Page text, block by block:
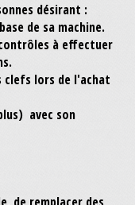
désirant :
de sa machine.
à effectuer
lors de l'achat
avec son